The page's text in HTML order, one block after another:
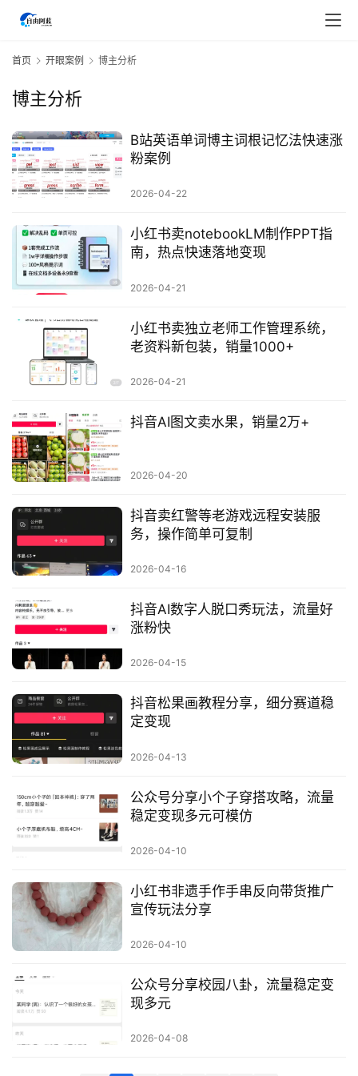
页
讯
开
眼
案
例
避
指
南
运
百
科
资
源
会
员
专
区
首页 开眼案例 博主分析
博主分析
B站英语单词博主词根记忆法快速涨
粉案例
2026-04-22
小红书卖notebookLM制作PPT指
南，热点快速落地变现
2026-04-21
小红书卖独立老师工作管理系统，
老资料新包装，销量1000+
2026-04-21
抖音AI图文卖水果，销量2万+
2026-04-20
抖音卖红警等老游戏远程安装服
务，操作简单可复制
2026-04-16
抖音AI数字人脱口秀玩法，流量好
涨粉快
2026-04-15
抖音松果画教程分享，细分赛道稳
定变现
2026-04-13
公众号分享小个子穿搭攻略，流量
稳定变现多元可模仿
2026-04-10
小红书非遗手作手串反向带货推广
宣传玩法分享
2026-04-10
公众号分享校园八卦，流量稳定变
现多元
2026-04-08